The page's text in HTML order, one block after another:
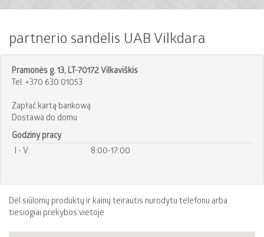
partnerio sandėlis UAB Vilkdara
Pramonės g. 13, LT-70172 Vilkaviškis
Tel. +370 630 01053
Zapłać kartą bankową
Dostawa do domu
Godziny pracy
I - V:
8:00-17:00
Dėl siūlomų produktų ir kainų teirautis nurodytu telefonu arba
tiesiogiai prekybos vietoje